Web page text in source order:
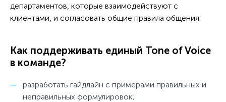
департаментов, которые взаимодействуют с
клиентами, и согласовать общие правила общения.
Как поддерживать единый Tone of Voice
в команде?
разработать гайдлайн с примерами правильных и
неправильных формулировок;